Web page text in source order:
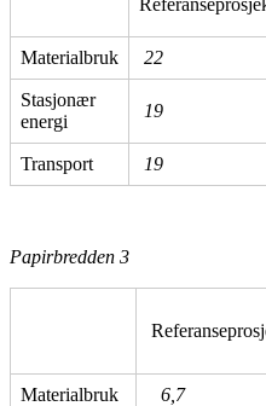
Materialbruk 22
Stasjonær
energi
19
Transport 19
Papirbredden 3
Materialbruk 6,7